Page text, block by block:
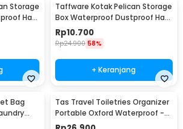
Storage
Hard
Taffware Kotak Pelican Storage
Box Waterproof Dustproof Hard
Case ABS L - G10/J020
Rp10.700
Rp24.900 58%
+ Keranjang
Bag
Tas Travel Toiletries Organizer
Portable Oxford Waterproof -
F119